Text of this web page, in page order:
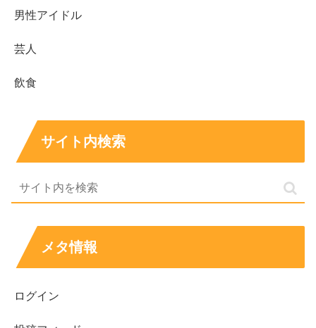
植田玲雄さんはバチェロレッテ4出演者で、「元サッ
サッカー経歴は海外挑戦の情報があり、
いっぽう「プロだったか」は、契約や公式戦実績が
現在の職業はモデル活動が中心とみられ、海外の現
年収はモデルの特性上幅が大きいものの、
以上の可能性
り信じる姿勢が印象的です
男性アイドル
芸人
飲食
サイト内検索
メタ情報
ログイン